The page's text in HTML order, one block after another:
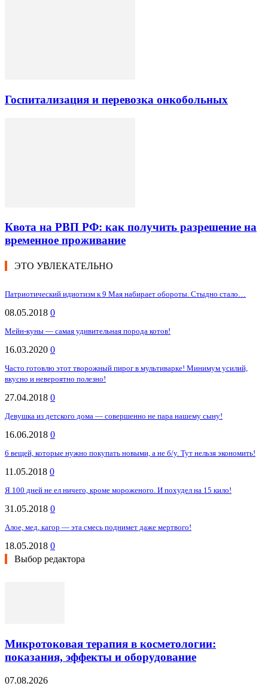
Госпитализация и перевозка онкобольных
Квота на РВП РФ: как получить разрешение на
временное проживание
ЭТО УВЛЕКАТЕЛЬНО
Патриотический идиотизм к 9 Мая набирает обороты. Стыдно стало…
08.05.2018 0
Мейн-куны — самая удивительная порода котов!
16.03.2020 0
Часто готовлю этот творожный пирог в мультиварке! Минимум усилий,
вкусно и невероятно полезно!
27.04.2018 0
Девушка из детского дома — совершенно не пара нашему сыну!
16.06.2018 0
6 вещей, которые нужно покупать новыми, а не б/у. Тут нельзя экономить!
11.05.2018 0
Я 100 дней не ел ничего, кроме мороженого. И похудел на 15 кило!
31.05.2018 0
Алое, мед, кагор — эта смесь поднимет даже мертвого!
18.05.2018 0
Выбор редактора
Микротоковая терапия в косметологии:
показания, эффекты и оборудование
07.08.2026